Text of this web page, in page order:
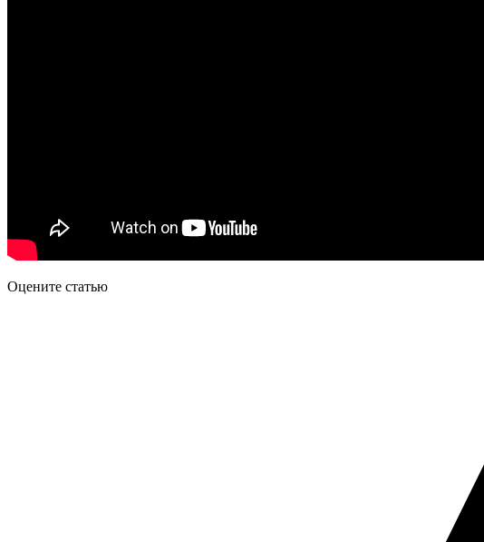
Оцените статью